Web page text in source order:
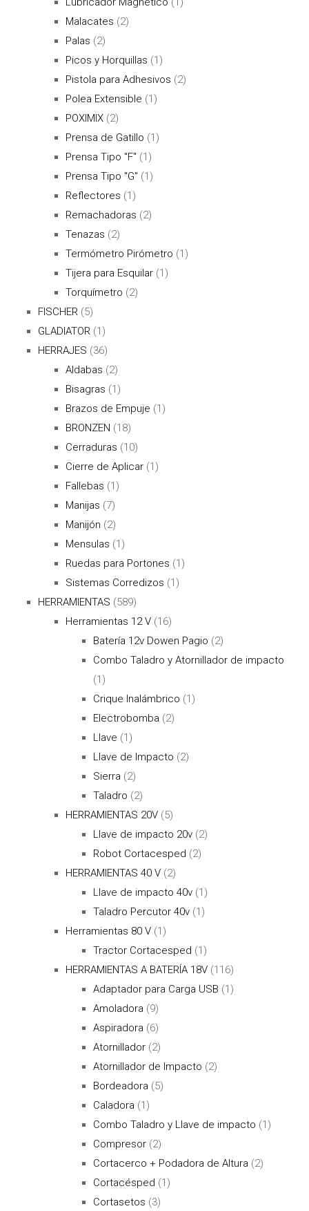
Malacates (2)
Palas (2)
Picos y Horquillas (1)
Pistola para Adhesivos (2)
Polea Extensible (1)
POXIMIX (2)
Prensa de Gatillo (1)
Prensa Tipo "F" (1)
Prensa Tipo "G" (1)
Reflectores (1)
Remachadoras (2)
Tenazas (2)
Termómetro Pirómetro (1)
Tijera para Esquilar (1)
Torquímetro (2)
FISCHER (5)
GLADIATOR (1)
HERRAJES (36)
Aldabas (2)
Bisagras (1)
Brazos de Empuje (1)
BRONZEN (18)
Cerraduras (10)
Cierre de Aplicar (1)
Fallebas (1)
Manijas (7)
Manijón (2)
Mensulas (1)
Ruedas para Portones (1)
Sistemas Corredizos (1)
HERRAMIENTAS (589)
Herramientas 12 V (16)
Batería 12v Dowen Pagio (2)
Combo Taladro y Atornillador de impacto
(1)
Crique Inalámbrico (1)
Electrobomba (2)
Llave (1)
Llave de Impacto (2)
Sierra (2)
Taladro (2)
HERRAMIENTAS 20V (5)
Llave de impacto 20v (2)
Robot Cortacesped (2)
HERRAMIENTAS 40 V (2)
Llave de impacto 40v (1)
Taladro Percutor 40v (1)
Herramientas 80 V (1)
Tractor Cortacesped (1)
HERRAMIENTAS A BATERÍA 18V (116)
Adaptador para Carga USB (1)
Amoladora (9)
Aspiradora (6)
Atornillador (2)
Atornillador de Impacto (2)
Bordeadora (5)
Caladora (1)
Combo Taladro y Llave de impacto (1)
Compresor (2)
Cortacerco + Podadora de Altura (2)
Cortacésped (1)
Cortasetos (3)